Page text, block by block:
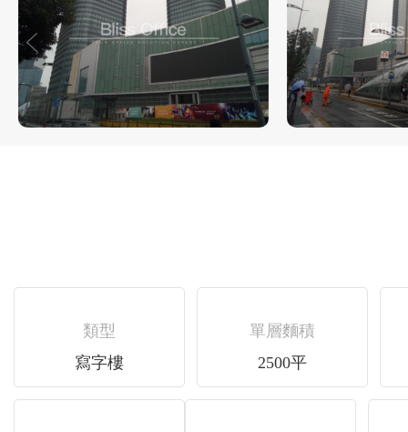
類型
寫字樓
單層麵積
2500平